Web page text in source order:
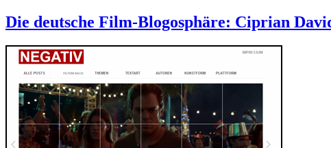
Die deutsche Film-Blogosphäre: Ciprian